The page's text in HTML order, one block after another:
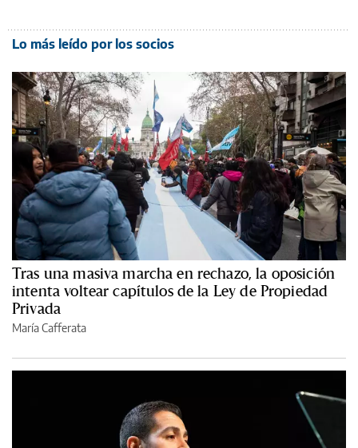
Lo más leído por los socios
Tras una masiva marcha en rechazo, la oposición
intenta voltear capítulos de la Ley de Propiedad
Privada
María Cafferata